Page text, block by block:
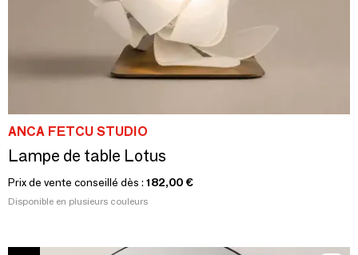
ANCA FETCU STUDIO
Lampe de table Lotus
Prix de vente conseillé dès : 182,00 €
Disponible en plusieurs couleurs